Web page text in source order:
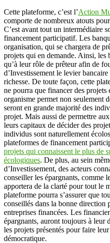
Cette plateforme, c’est l’Action
comporte de nombreux atouts
C’est avant tout un intermédiaire
financement participatif. Les
organisation, qui se chargera de
projets qui en demande. Ainsi, les
qu’à leur rôle de prêteur afin de
d’Investissement le levier
richesse. De toute façon, cette
ne pourra que financer des
organisme permet non seulement
seront en grande majorité des
projet. Mais aussi de permettre
leurs capitaux de décider des
individus sont naturellement
plateformes de financement
projets qui connaissent le plus de
écologiques. De plus, au sein
d’Investissement, des acteurs
conseiller les épargnants, comme
apportera de la clarté pour tout le
plateforme pourra s’assurer que
conseillés dans la bonne direction
entreprises financées. Les
épargnants, auront toujours à leur
les projets présentés pour faire
démocratique.